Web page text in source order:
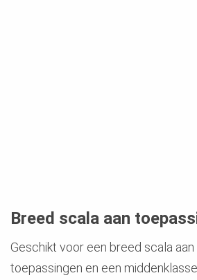
Breed scala aan
Geschikt voor een breed scala aan
toepassingen en een